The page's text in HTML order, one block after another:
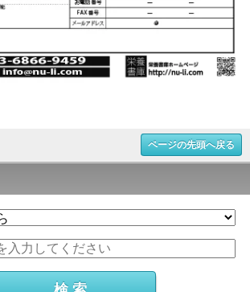
ページの先頭へ戻る